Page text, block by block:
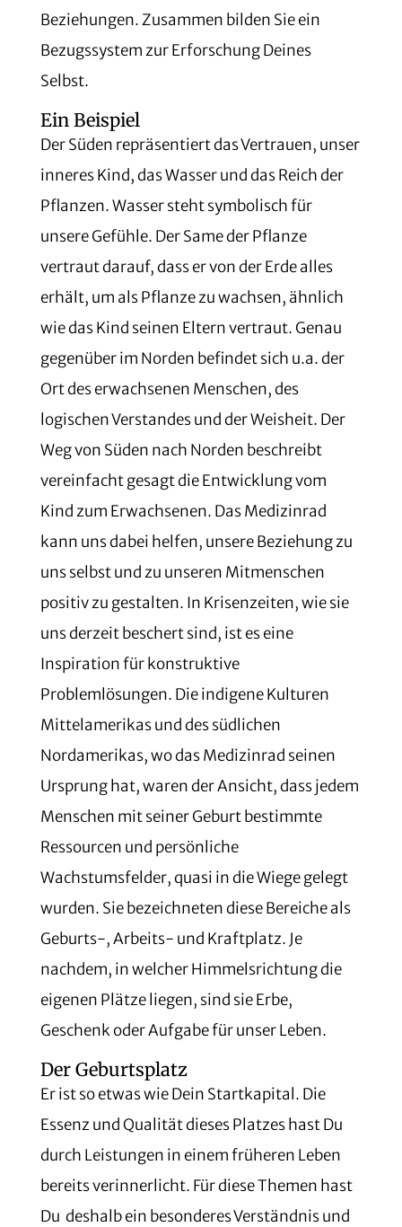
Beziehungen. Zusammen bilden Sie ein
Bezugssystem zur Erforschung Deines
Selbst.
Ein Beispiel
Der Süden repräsentiert das Vertrauen, unser
inneres Kind, das Wasser und das Reich der
Pflanzen. Wasser steht symbolisch für
unsere Gefühle. Der Same der Pflanze
vertraut darauf, dass er von der Erde alles
erhält, um als Pflanze zu wachsen, ähnlich
wie das Kind seinen Eltern vertraut. Genau
gegenüber im Norden befindet sich u.a. der
Ort des erwachsenen Menschen, des
logischen Verstandes und der Weisheit. Der
Weg von Süden nach Norden beschreibt
vereinfacht gesagt die Entwicklung vom
Kind zum Erwachsenen. Das Medizinrad
kann uns dabei helfen, unsere Beziehung zu
uns selbst und zu unseren Mitmenschen
positiv zu gestalten. In Krisenzeiten, wie sie
uns derzeit beschert sind, ist es eine
Inspiration für konstruktive
Problemlösungen. Die indigene Kulturen
Mittelamerikas und des südlichen
Nordamerikas, wo das Medizinrad seinen
Ursprung hat, waren der Ansicht, dass jedem
Menschen mit seiner Geburt bestimmte
Ressourcen und persönliche
Wachstumsfelder, quasi in die Wiege gelegt
wurden. Sie bezeichneten diese Bereiche als
Geburts-, Arbeits- und Kraftplatz. Je
nachdem, in welcher Himmelsrichtung die
eigenen Plätze liegen, sind sie Erbe,
Geschenk oder Aufgabe für unser Leben.
Der Geburtsplatz
Er ist so etwas wie Dein Startkapital. Die
Essenz und Qualität dieses Platzes hast Du
durch Leistungen in einem früheren Leben
bereits verinnerlicht. Für diese Themen hast
Du deshalb ein besonderes Verständnis und